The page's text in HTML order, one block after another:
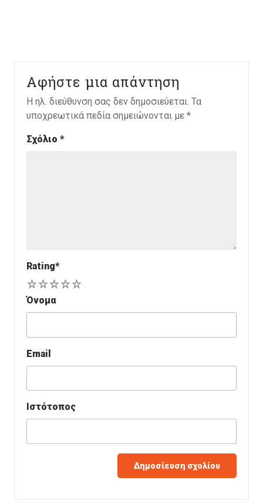
Αφήστε μια απάντηση
Η ηλ. διεύθυνση σας δεν δημοσιεύεται. Τα
υποχρεωτικά πεδία σημειώνονται με *
Σχόλιο *
Rating*
5
4
3
2
Όνομα
Email
Ιστότοπος